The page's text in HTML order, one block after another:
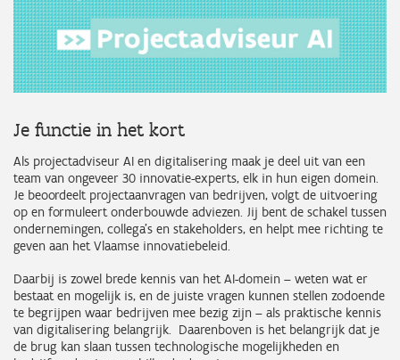
Je functie in het kort
Als projectadviseur AI en digitalisering maak je deel uit van een
team van ongeveer 30 innovatie-experts, elk in hun eigen domein.
Je beoordeelt projectaanvragen van bedrijven, volgt de uitvoering
op en formuleert onderbouwde adviezen. Jij bent de schakel tussen
ondernemingen, collega’s en stakeholders, en helpt mee richting te
geven aan het Vlaamse innovatiebeleid.
Daarbij is zowel brede kennis van het AI-domein – weten wat er
bestaat en mogelijk is, en de juiste vragen kunnen stellen zodoende
te begrijpen waar bedrijven mee bezig zijn – als praktische kennis
van digitalisering belangrijk. Daarenboven is het belangrijk dat je
de brug kan slaan tussen technologische mogelijkheden en